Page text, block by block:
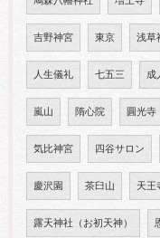
吉野神宮 東京 浅草
人生儀礼 七五三 成
嵐山 隋心院 圓光寺
気比神宮 四谷サロン
慶沢園 茶臼山 天王
露天神社（お初天神）